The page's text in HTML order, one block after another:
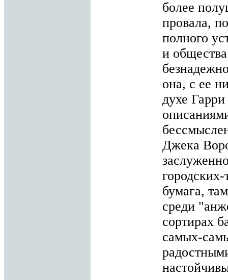
более
провала,
полного
и
она, с ее
духе
Джека
бумага,
среди
сортирах
самых-